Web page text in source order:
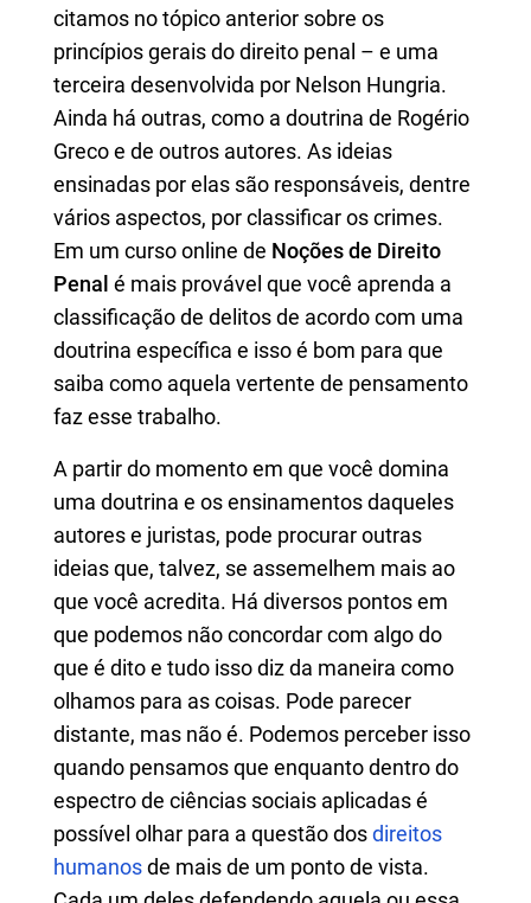
citamos no tópico anterior sobre os
princípios gerais do direito penal – e uma
terceira desenvolvida por Nelson Hungria.
Ainda há outras, como a doutrina de Rogério
Greco e de outros autores. As ideias
ensinadas por elas são responsáveis, dentre
vários aspectos, por classificar os crimes.
Em um curso online de Noções de Direito
Penal é mais provável que você aprenda a
classificação de delitos de acordo com uma
doutrina específica e isso é bom para que
saiba como aquela vertente de pensamento
faz esse trabalho.
A partir do momento em que você domina
uma doutrina e os ensinamentos daqueles
autores e juristas, pode procurar outras
ideias que, talvez, se assemelhem mais ao
que você acredita. Há diversos pontos em
que podemos não concordar com algo do
que é dito e tudo isso diz da maneira como
olhamos para as coisas. Pode parecer
distante, mas não é. Podemos perceber isso
quando pensamos que enquanto dentro do
espectro de ciências sociais aplicadas é
possível olhar para a questão dosdireitos
humanosde mais de um ponto de vista.